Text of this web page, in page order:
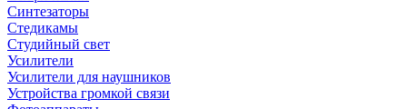
Синтезаторы
Стедикамы
Студийный свет
Усилители
Усилители для наушников
Устройства громкой связи